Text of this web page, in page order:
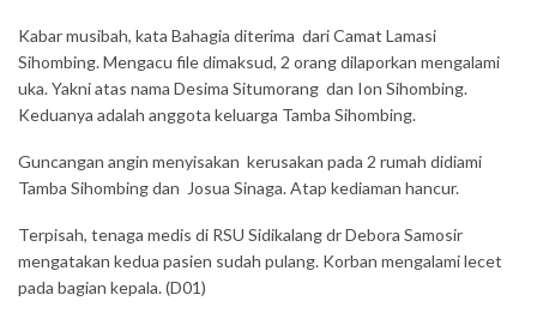
Kabar musibah, kata Bahagia diterima dari Camat Lamasi
Sihombing. Mengacu file dimaksud, 2 orang dilaporkan mengalami
uka. Yakni atas nama Desima Situmorang dan Ion Sihombing.
Keduanya adalah anggota keluarga Tamba Sihombing.
Guncangan angin menyisakan kerusakan pada 2 rumah didiami
Tamba Sihombing dan Josua Sinaga. Atap kediaman hancur.
Terpisah, tenaga medis di RSU Sidikalang dr Debora Samosir
mengatakan kedua pasien sudah pulang. Korban mengalami lecet
pada bagian kepala. (D01)